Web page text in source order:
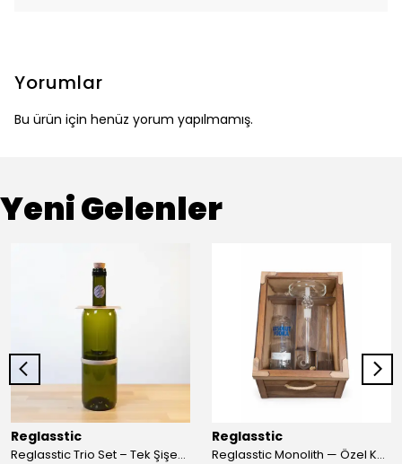
Yorumlar
Bu ürün için henüz yorum yapılmamış.
Yeni Gelenler
Reglasstic
Reglasstic Trio Set – Tek Şişeden 3 Parça
Reglasstic
Reglasstic Monolith — Özel Kutulu Cam Nargile